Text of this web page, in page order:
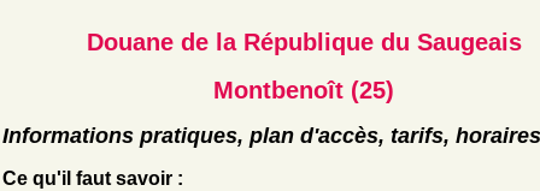
Douane de la République du Saugeais
Montbenoît (25)
Informations pratiques, plan d'accès, tarifs, horaires
Ce qu'il faut savoir :